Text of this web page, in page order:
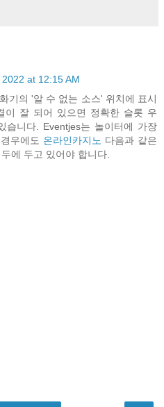
at 12:15 AM
기의 '알 수 없는 소스' 위치에 표시
이 잘 되어 있으면 정확한 슬롯 우
습니다. Eventjes는 놀이터에 가장
우에도 온라인카지노 다음과 같은
에 두고 있어야 합니다.